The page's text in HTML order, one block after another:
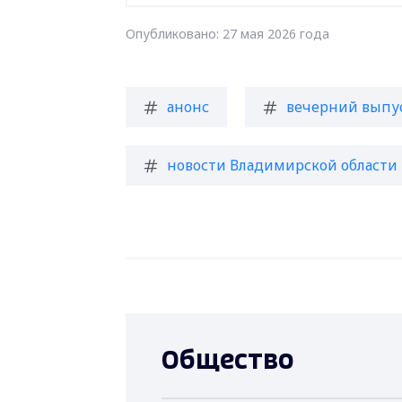
Опубликовано: 27 мая 2026 года
анонс вечерний
новости Владимирской области
Общество